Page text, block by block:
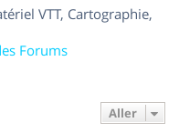
VTT, Cartographie,
Forums
Aller